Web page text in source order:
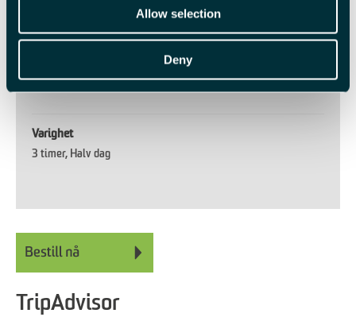
Allow selection
Deny
Engelsk
Varighet
3 timer Halv dag
TripAdvisor